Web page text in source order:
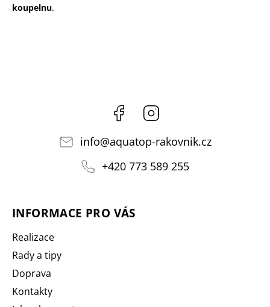
koupelnu.
Facebook
info@aquatop-rakovnik.cz
+420 773 589 255
INFORMACE PRO VÁS
Realizace
Rady a tipy
Doprava
Kontakty